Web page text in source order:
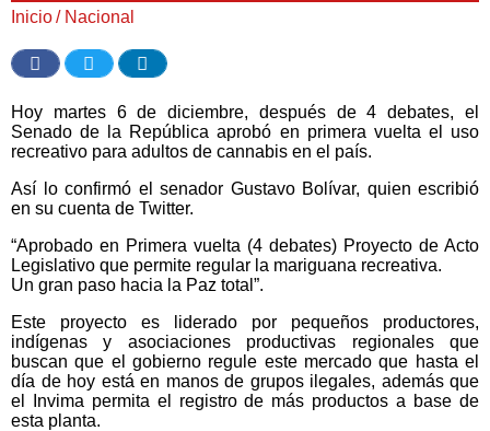
Inicio/ Nacional
Hoy martes 6 de diciembre, después de 4 debates, el
Senado de la República aprobó en primera vuelta el uso
recreativo para adultos de cannabis en el país.
Así lo confirmó el senador Gustavo Bolívar, quien escribió
en su cuenta de Twitter.
“Aprobado en Primera vuelta (4 debates) Proyecto de Acto
Legislativo que permite regular la mariguana recreativa.
Un gran paso hacia la Paz total”.
Este proyecto es liderado por pequeños productores,
indígenas y asociaciones productivas regionales que
buscan que el gobierno regule este mercado que hasta el
día de hoy está en manos de grupos ilegales, además que
el Invima permita el registro de más productos a base de
esta planta.